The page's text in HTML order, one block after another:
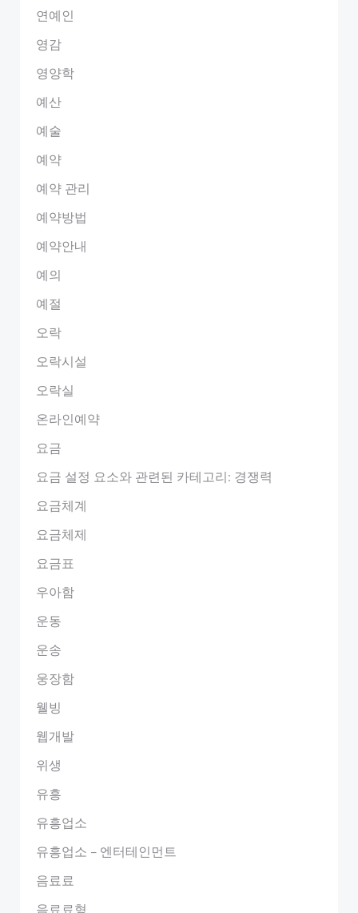
연예인
영감
영양학
예산
예술
예약
예약 관리
예약방법
예약안내
예의
예절
오락
오락시설
오락실
온라인예약
요금
요금 설정 요소와 관련된 카테고리: 경쟁력
요금체계
요금체제
요금표
우아함
운동
운송
웅장함
웰빙
웹개발
위생
유흥
유흥업소
유흥업소 – 엔터테인먼트
음료료
음료료형